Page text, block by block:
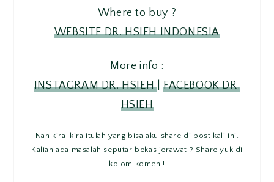
Where to buy ?
WEBSITE DR. HSIEH INDONESIA
More info :
INSTAGRAM DR. HSIEH| FACEBOOK DR.
HSIEH
Nah kira-kira itulah yang bisa aku share di post kali ini.
Kalian ada masalah seputar bekas jerawat ? Share yuk di
kolom komen !